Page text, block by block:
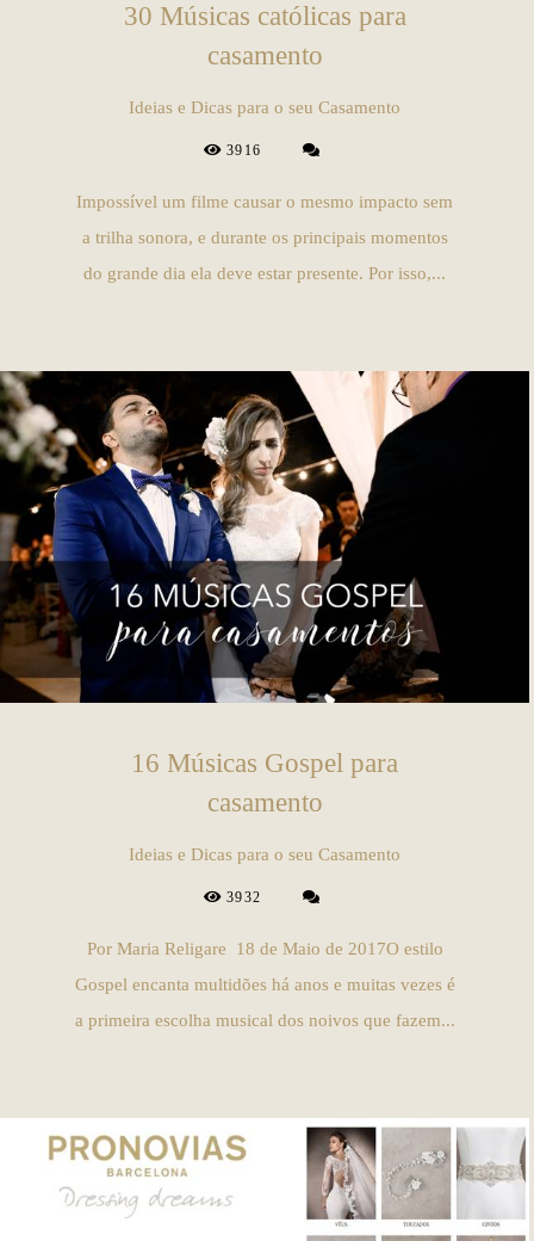
30 Músicas católicas para
casamento
Ideias e Dicas para o seu Casamento
3916
Impossível um filme causar o mesmo impacto sem
a trilha sonora, e durante os principais momentos
do grande dia ela deve estar presente. Por isso,...
16 Músicas Gospel para
casamento
Ideias e Dicas para o seu Casamento
3932
Por Maria Religare 18 de Maio de 2017O estilo
Gospel encanta multidões há anos e muitas vezes é
a primeira escolha musical dos noivos que fazem...